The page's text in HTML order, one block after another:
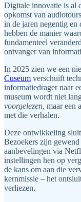
Digitale innovatie is al
opkomst van
in de jaren negentig
hebben de manier
fundamenteel
ontvanger van
In 2025 zien we een
Cuseum verschuift
informatiedrager naar
museum wordt niet
voorgelezen, maar een
met die verhalen.
Deze ontwikkeling sluit
Bezoekers zijn gewend
aanbevelingen via
instellingen hen op
de kans om aan die
kernmissie – het
verliezen.